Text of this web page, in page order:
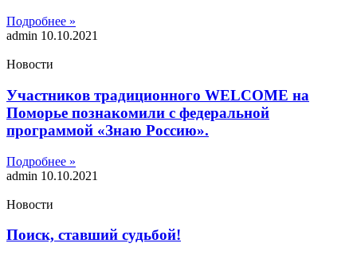
Подробнее »
admin 10.10.2021
Новости
Участников традиционного WELCOME на
Поморье познакомили с федеральной
программой «Знаю Россию».
Подробнее »
admin 10.10.2021
Новости
Поиск, ставший судьбой!